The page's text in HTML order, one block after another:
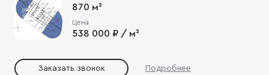
870 м²
Цена
538 000 ₽ / м²
Заказать звонок Подробнее